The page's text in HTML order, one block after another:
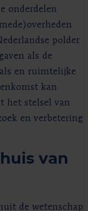
onderdelen
polder
als de
en ruimtelijke
kan
het stelsel van
en verbetering
van
de wetenschap